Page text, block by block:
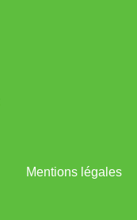
Mentions légales